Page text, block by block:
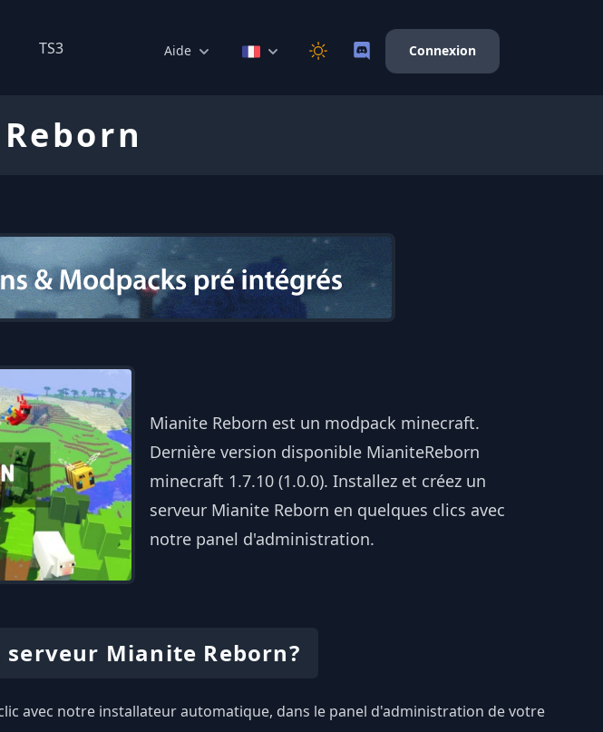
TS3 Aide Connexion
Mianite Reborn est un modpack minecraft.
Dernière version disponible MianiteReborn
minecraft 1.7.10 (1.0.0). Installez et créez un
serveur Mianite Reborn en quelques clics avec
notre panel d'administration.
Mianite Reborn?
avec notre installateur automatique, dans le panel d'administration de votre